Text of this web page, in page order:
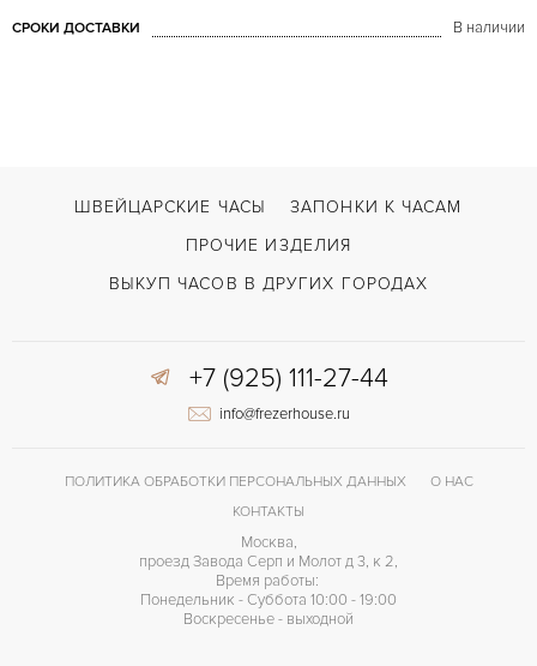
СРОКИ ДОСТАВКИ В наличии
ШВЕЙЦАРСКИЕ ЧАСЫ
ЗАПОНКИ К ЧАСАМ
ПРОЧИЕ ИЗДЕЛИЯ
ВЫКУП ЧАСОВ В ДРУГИХ ГОРОДАХ
+7 (925) 111-27-44
info@frezerhouse.ru
ПОЛИТИКА ОБРАБОТКИ ПЕРСОНАЛЬНЫХ ДАННЫХ
О НАС
КОНТАКТЫ
Москва,
проезд Завода Серп и Молот д 3, к 2,
Время работы:
Понедельник - Суббота 10:00 - 19:00
Воскресенье - выходной